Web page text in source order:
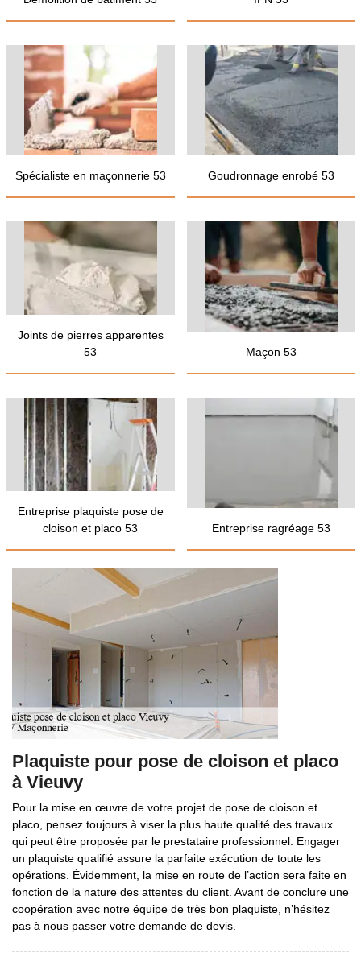
Spécialiste en maçonnerie 53 Goudronnage enrobé 53
Joints de pierres apparentes
53
Maçon 53
Entreprise plaquiste pose de
cloison et placo 53
Entreprise ragréage 53
Plaquiste pour pose de cloison et placo
à Vieuvy
Pour la mise en œuvre de votre projet de pose de cloison et
placo, pensez toujours à viser la plus haute qualité des travaux
qui peut être proposée par le prestataire professionnel. Engager
un plaquiste qualifié assure la parfaite exécution de toute les
opérations. Évidemment, la mise en route de l’action sera faite en
fonction de la nature des attentes du client. Avant de conclure une
coopération avec notre équipe de très bon plaquiste, n’hésitez
pas à nous passer votre demande de devis.